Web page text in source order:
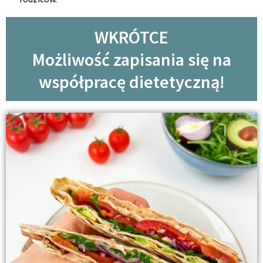
WKRÓTCE
Możliwość zapisania się na
współpracę dietetyczną!